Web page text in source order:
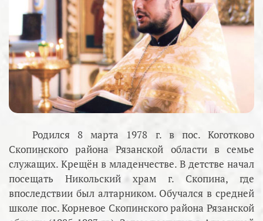
Родился 8 марта 1978 г. в пос. Коготково
Скопинского района Рязанской области в семье
служащих. Крещён в младенчестве. В детстве начал
посещать Никольский храм г. Скопина, где
впоследствии был алтарником. Обучался в средней
школе пос. Корневое Скопинского района Рязанской